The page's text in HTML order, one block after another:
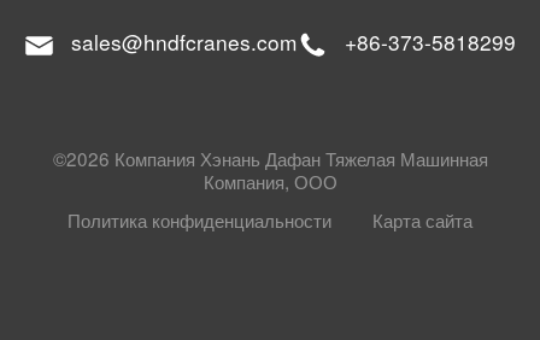
sales@hndfcranes.com +86-373-5818299
©2026 Компания Хэнань Дафан Тяжелая Машинная
Компания, ООО
Политика конфиденциальности
Карта сайта